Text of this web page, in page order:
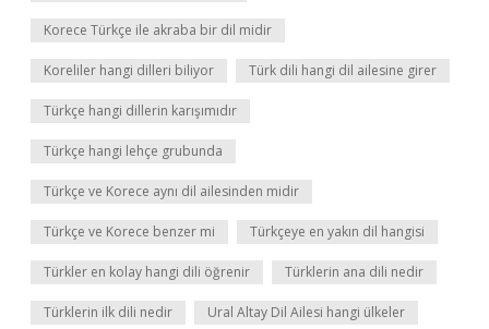
Korece Türkçe ile akraba bir dil midir
Koreliler hangi dilleri biliyor Türk dili hangi dil ailesine girer
Türkçe hangi dillerin karışımıdır
Türkçe hangi lehçe grubunda
Türkçe ve Korece aynı dil ailesinden midir
Türkçe ve Korece benzer mi Türkçeye en yakın dil hangisi
Türkler en kolay hangi dili öğrenir Türklerin ana dili nedir
Türklerin ilk dili nedir Ural Altay Dil Ailesi hangi ülkeler